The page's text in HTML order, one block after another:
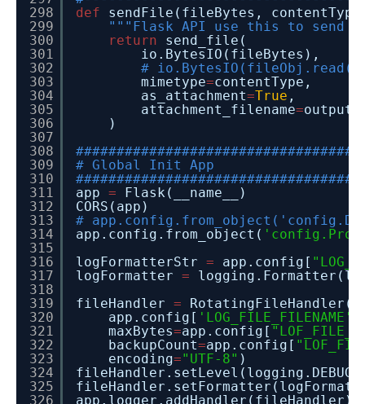
298
299
300
301
302
303
304
305
306
307
308
309
310
311
312
313
314
315
316
317
318
319
320
321
322
323
324
325
326
def
sendFile(fileBytes,
"""Flask API use this to send
return
send_file(
io.BytesIO(fileBytes),
#
mimetype=contentType,
as_attachment=True ,
attachment_filename=
)
# Global Init App
app =
Flask(__name__)
CORS(app)
#
app.config.from_object(
logFormatterStr = app.config[
logFormatter =
fileHandler =
RotatingFileHandler(
app.config[ 'LOG_FILE_FILENAME'
maxBytes=app.config[
backupCount=app.config[
encoding="UTF-8" )
fileHandler.setLevel(logging.DEBUG)
app.logger.addHandler(fileHandler)